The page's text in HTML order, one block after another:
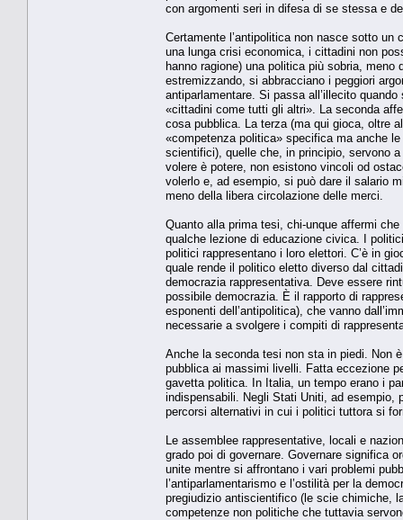
con argomenti seri in difesa di se stessa e
Certamente l’antipolitica non nasce sotto
una lunga crisi economica, i cittadini non
hanno ragione) una politica più sobria,
estremizzando, si abbracciano i peggiori
antiparlamentare. Si passa all’illecito
«cittadini come tutti gli altri». La seconda
cosa pubblica. La terza (ma qui gioca, oltre
«competenza politica» specifica ma anche
scientifici), quelle che, in principio, servono
volere è potere, non esistono vincoli od
volerlo e, ad esempio, si può dare il salario
meno della libera circolazione delle merci.
Quanto alla prima tesi, chi-unque affermi
qualche lezione di educazione civica. I
politici rappresentano i loro elettori. C’è in
quale rende il politico eletto diverso dal
democrazia rappresentativa. Deve essere
possibile democrazia. È il rapporto di
esponenti dell’antipolitica), che vanno
necessarie a svolgere i compiti di
Anche la seconda tesi non sta in piedi. Non
pubblica ai massimi livelli. Fatta eccezione
gavetta politica. In Italia, un tempo erano i
indispensabili. Negli Stati Uniti, ad esempio,
percorsi alternativi in cui i politici tuttora si
Le assemblee rappresentative, locali e
grado poi di governare. Governare significa
unite mentre si affrontano i vari problemi
l’antiparlamentarismo e l’ostilità per la
pregiudizio antiscientifico (le scie chimiche,
competenze non politiche che tuttavia